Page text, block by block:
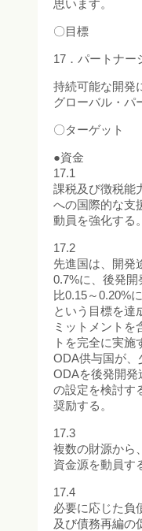
思います。
〇目標
17．パートナー
持続可能な開発
グローバル・パ
〇ターゲット
●資金
17.1
課税及び徴税能
への国際的な支
動員を強化する。
17.2
先進国は、開発
0.7%に、後発
比0.15～0.20%
という目標を達
ミットメントを
トを完全に実施
ODA供与国が、
ODAを後発開発
の設定を検討す
奨励する。
17.3
複数の財源から
資金源を動員す
17.4
必要に応じた負
及び債務再編の